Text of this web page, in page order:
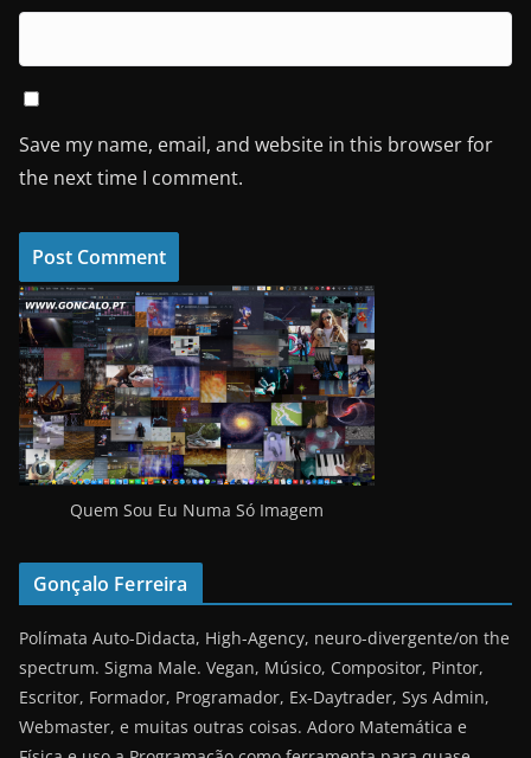
Save my name, email, and website in this browser for
the next time I comment.
Quem Sou Eu Numa Só Imagem
Gonçalo Ferreira
Polímata Auto-Didacta, High-Agency, neuro-divergente/on the
spectrum. Sigma Male. Vegan, Músico, Compositor, Pintor,
Escritor, Formador, Programador, Ex-Daytrader, Sys Admin,
Webmaster, e muitas outras coisas. Adoro Matemática e